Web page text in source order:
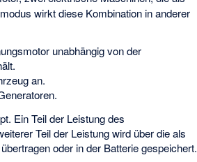
wirkt diese Kombination in anderer
unabhängig von der
an.
Ein Teil der Leistung des
Teil der Leistung wird über die als
oder in der Batterie gespeichert.